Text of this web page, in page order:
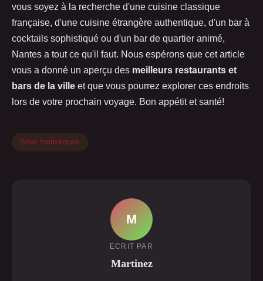
vous soyez à la recherche d'une cuisine classique
française, d'une cuisine étrangère authentique, d'un bar à
cocktails sophistiqué ou d'un bar de quartier animé,
Nantes a tout ce qu'il faut. Nous espérons que cet article
vous a donné un aperçu des meilleurs restaurants et
bars de la ville et que vous pourrez explorer ces endroits
lors de votre prochain voyage. Bon appétit et santé!
Sites touristiques
M
ECRIT PAR
Martinez